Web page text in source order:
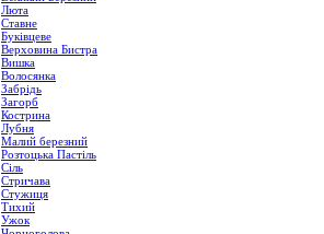
Люта
Ставне
Буківцеве
Верховина Бистра
Вишка
Волосянка
Забрідь
Загорб
Кострина
Лубня
Малий березний
Розтоцька Пастіль
Сіль
Стричава
Стужиця
Тихий
Ужок